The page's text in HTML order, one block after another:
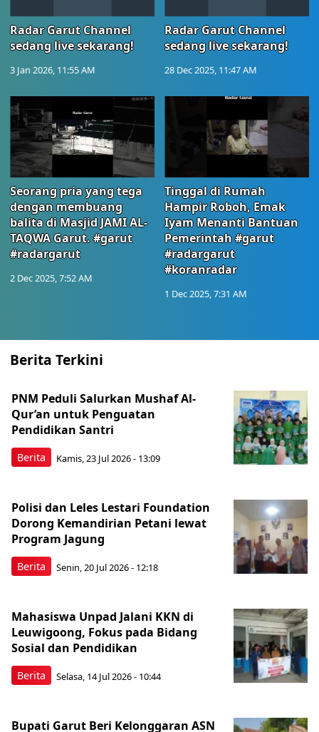
Radar Garut Channel
sedang live sekarang!
3 Jan 2026, 11:55 AM
Radar Garut Channel
sedang live sekarang!
28 Dec 2025, 11:47 AM
Seorang pria yang tega
dengan membuang
balita di Masjid JAMI AL-
TAQWA Garut. #garut
#radargarut
2 Dec 2025, 7:52 AM
Tinggal di Rumah
Hampir Roboh, Emak
Iyam Menanti Bantuan
Pemerintah #garut
#radargarut
#koranradar
1 Dec 2025, 7:31 AM
Berita Terkini
Berita
PNM Peduli Salurkan Mushaf Al-
Qur’an untuk Penguatan
Pendidikan Santri
Kamis, 23 Jul 2026 - 13:09
Berita
Polisi dan Leles Lestari Foundation
Dorong Kemandirian Petani lewat
Program Jagung
Senin, 20 Jul 2026 - 12:18
Berita
Mahasiswa Unpad Jalani KKN di
Leuwigoong, Fokus pada Bidang
Sosial dan Pendidikan
Selasa, 14 Jul 2026 - 10:44
Bupati Garut Beri Kelonggaran ASN